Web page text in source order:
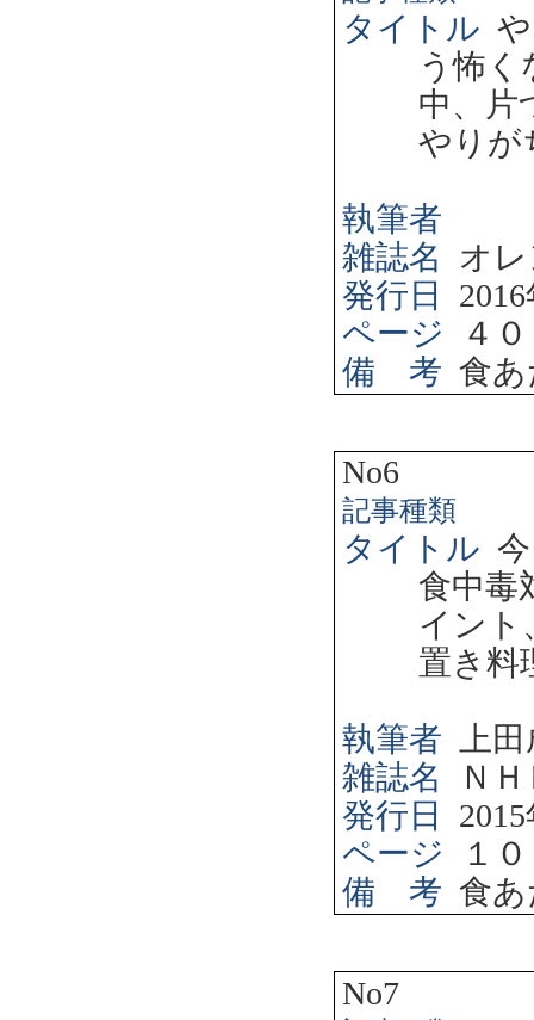
タイトル
う怖
中、片
やりが
執筆者
雑誌名
オ
発行日
2016
ページ
４
備 考 食あ
No6
記事種類
タイトル
食中毒
イント
置き料
執筆者 上田
雑誌名
Ｎ
発行日
2015
ページ
１
備 考 食あ
No7